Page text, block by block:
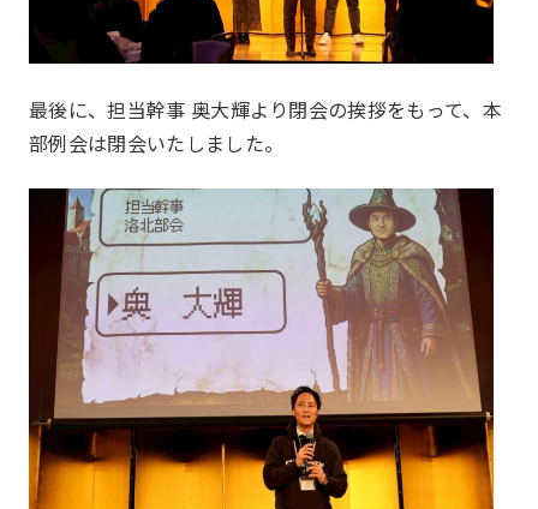
最後に、担当幹事 奥大輝より閉会の挨拶をもって、本
部例会は閉会いたしました。